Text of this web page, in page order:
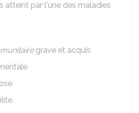
atteint par l'une des maladies
grave et acquis